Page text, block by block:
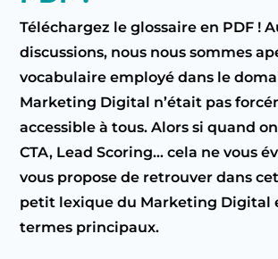
Téléchargez le glossaire en PDF !
discussions, nous nous sommes
vocabulaire employé dans le
Marketing Digital n’était pas
accessible à tous. Alors si quand
CTA, Lead Scoring… cela ne vous
vous propose de retrouver dans
petit lexique du Marketing Digital
termes principaux.